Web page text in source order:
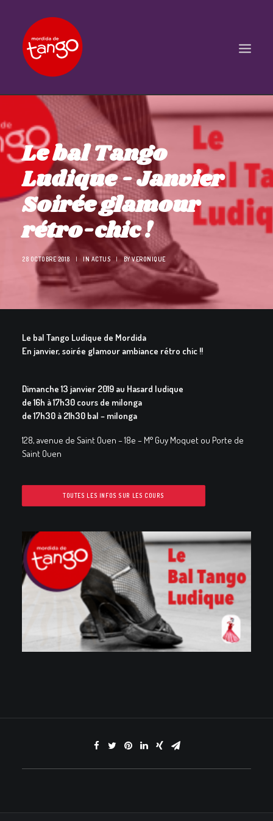
COURS
BALS ET PRATIQUES
STAGES
WORKSHOPS
PROPOSITIONS D’INTERVENTIONS
L’ASSOCIATION
GALERIES
CONTACTEZ-NOUS
YOUTUBE
Le bal Tango
Ludique - Janvier
Soirée glamour
rétro-chic !
28 OCTOBRE 2018 | INACTUS | BYVERONIQUE
Le bal Tango Ludique de Mordida
En janvier, soirée glamour ambiance rétro chic !!
Dimanche 13 janvier 2019 au Hasard ludique
de 16h à 17h30 cours de milonga
de 17h30 à 21h30 bal – milonga
128, avenue de Saint Ouen – 18e – M° Guy Moquet ou Porte de
Saint Ouen
TOUTES LES INFOS SUR LES COURS